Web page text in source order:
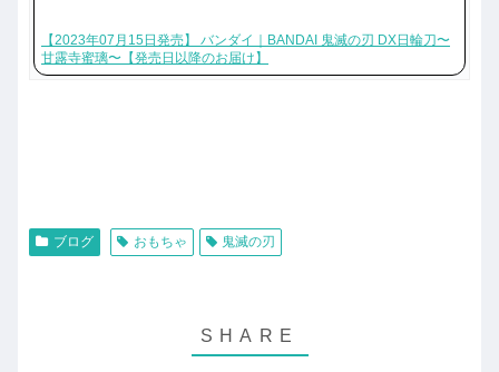
【2023年07月15日発売】 バンダイ｜BANDAI 鬼滅の刃 DX日輪刀〜
甘露寺蜜璃〜【発売日以降のお届け】
ブログ おもちゃ 鬼滅の刃